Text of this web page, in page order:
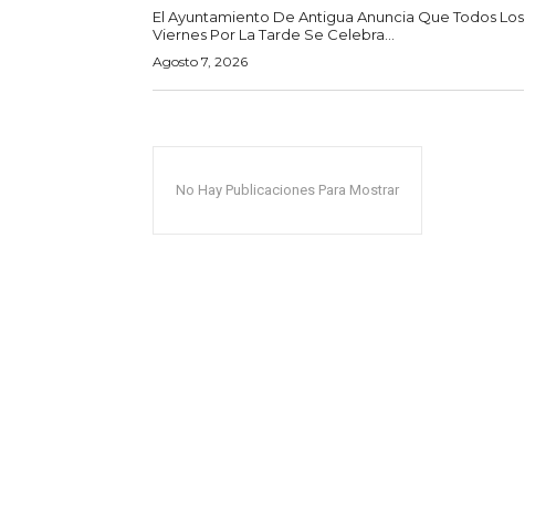
El Ayuntamiento De Antigua Anuncia Que Todos Los
Viernes Por La Tarde Se Celebra...
Agosto 7, 2026
No Hay Publicaciones Para Mostrar